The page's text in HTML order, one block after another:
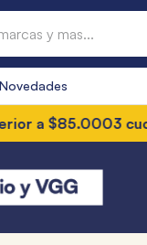
Novedades
$85.0003 cuotas